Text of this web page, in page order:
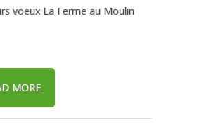
voeux La Ferme au Moulin
MORE